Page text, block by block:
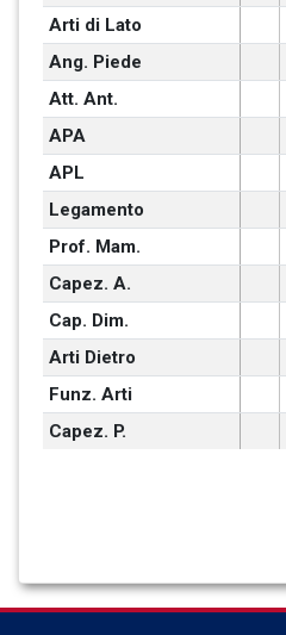
Arti di Lato
Ang. Piede
Att. Ant.
APA
APL
Legamento
Prof. Mam.
Capez. A.
Cap. Dim.
Arti Dietro
Funz. Arti
Capez. P.